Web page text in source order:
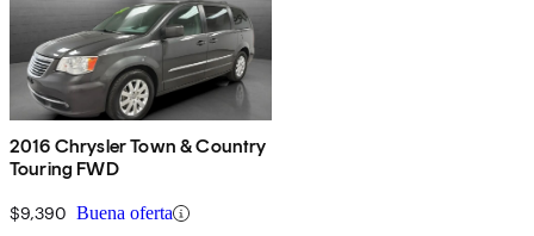
2016 Chrysler Town & Country
Touring FWD
$9,390 Buena oferta